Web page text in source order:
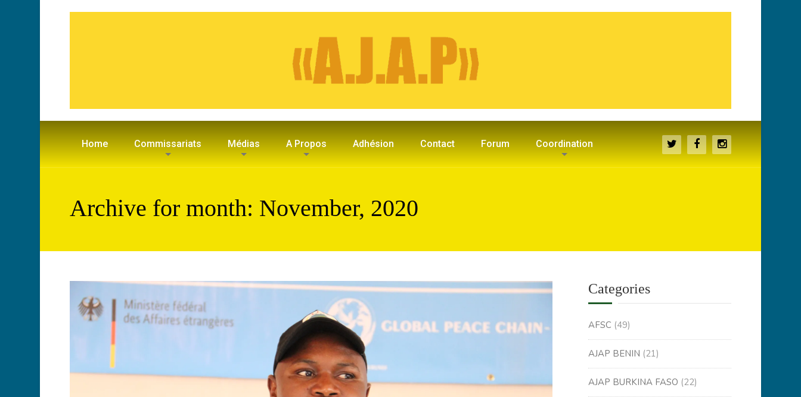
Home Commissariats Médias A Propos Adhésion Contact Forum Coordination
Archive for month: November, 2020
Categories
AFSC (49)
AJAP BENIN (21)
AJAP BURKINA FASO (22)